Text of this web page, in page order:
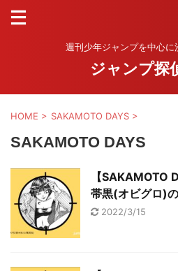
週刊少年ジャンプを中心に
ジャンプ探
HOME > SAKAMOTO DAYS >
SAKAMOTO DAYS
【SAKAMOTO
帯黒(オビグロ)
2022/3/15